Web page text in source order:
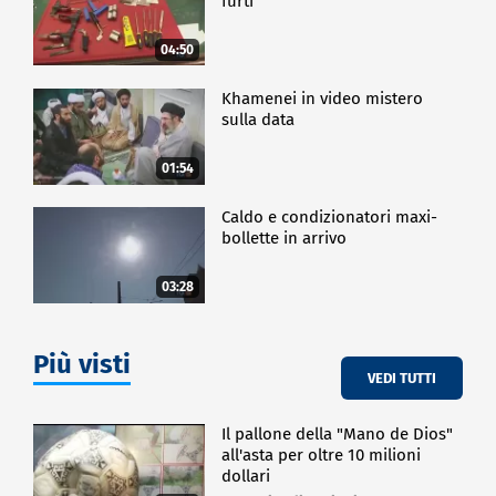
Altro momento importante è stata la cerimonia di
premiazione dei Gioco per sempre Awards, il premio
che valorizza le migliori novità di prodotto
CRONACA
04:50
01:54
Khamenei in video mistero
sulla data
03:28
Caldo e condizionatori maxi-
bollette in arrivo
Più visti VEDI TUTTI
Il pallone della "Mano de Dios"
all'asta per oltre 10 milioni
dollari